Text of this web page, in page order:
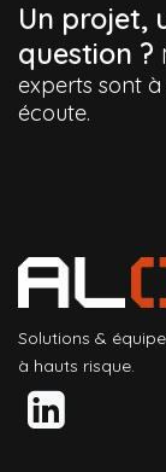
Un projet,
question ?
experts sont
écoute.
Solutions &
à hauts risque.